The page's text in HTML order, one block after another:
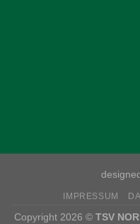
IMPRESSUM
Copyright 2026 © TSV